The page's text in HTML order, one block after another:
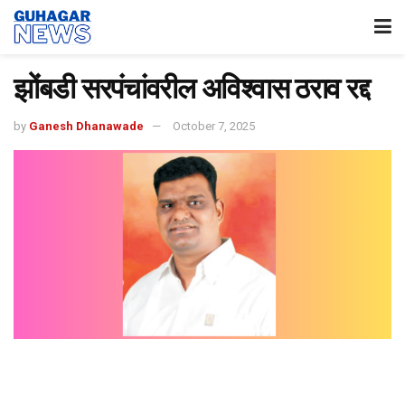
झोंबडी सरपंचांवरील अविश्वास ठराव रद्द
by Ganesh Dhanawade October 7, 2025